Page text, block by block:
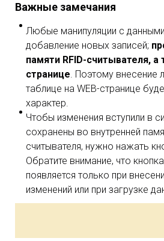
Важные замечания
Любые манипуляции с
добавление новых записей;
памяти RFID-считывателя, а
странице. Поэтому внесение
таблице на WEB-странице
характер.
Чтобы изменения вступили в
сохранены во внутренней
считывателя, нужно нажать
Обратите внимание, что
появляется только при
изменений или при загрузке